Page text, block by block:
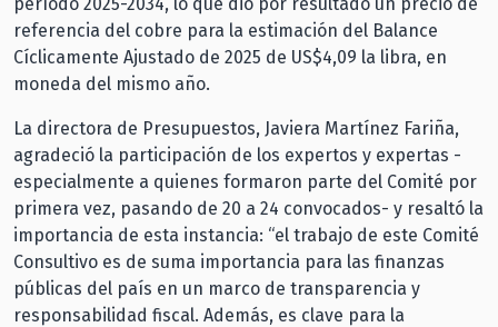
referencia del cobre para la estimación del Balance
Cíclicamente Ajustado de 2025 de US$4,09 la libra, en
moneda del mismo año.
La directora de Presupuestos, Javiera Martínez Fariña,
agradeció la participación de los expertos y expertas -
especialmente a quienes formaron parte del Comité por
primera vez, pasando de 20 a 24 convocados- y resaltó la
importancia de esta instancia: “el trabajo de este Comité
Consultivo es de suma importancia para las finanzas
públicas del país en un marco de transparencia y
responsabilidad fiscal. Además, es clave para la